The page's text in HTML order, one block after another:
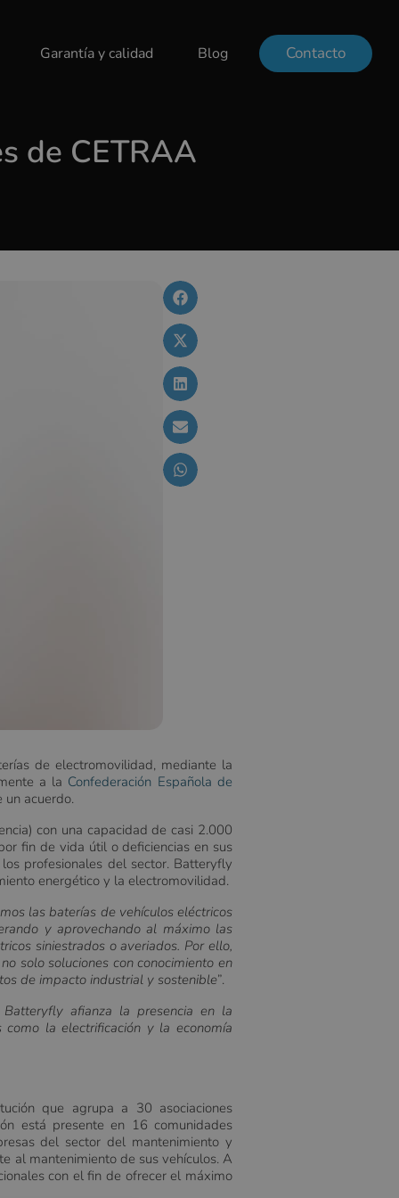
Garantía y calidad Blog Contacto
de CETRAA
de electromovilidad, mediante la
a la Confederación Española de
un acuerdo.
con una capacidad de casi 2.000
fin de vida útil o deficiencias en sus
profesionales del sector. Batteryfly
energético y la electromovilidad.
las baterías de vehículos eléctricos
y aprovechando al máximo las
siniestrados o averiados. Por ello,
solo soluciones con conocimiento en
de impacto industrial y sostenible”.
afianza la presencia en la
la electrificación y la economía
que agrupa a 30 asociaciones
está presente en 16 comunidades
del sector del mantenimiento y
al mantenimiento de sus vehículos. A
con el fin de ofrecer el máximo